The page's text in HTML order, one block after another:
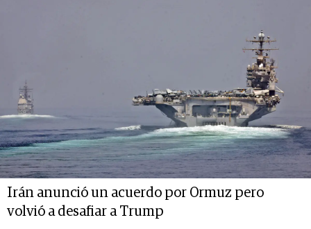
Irán anunció un acuerdo por Ormuz pero
volvió a desafiar a Trump